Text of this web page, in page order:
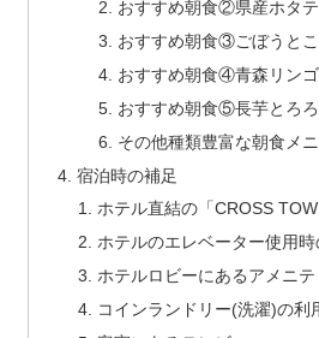
おすすめ朝食②県産ホタ
おすすめ朝食③ごぼうと
おすすめ朝食④青森リン
おすすめ朝食⑤長芋とろろ
その他種類豊富な朝食メ
宿泊時の補足
ホテル直結の「CROSS
ホテルのエレベーター使用
ホテルロビーにあるアメニテ
コインランドリー(洗濯)の利